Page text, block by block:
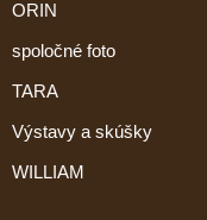
ORIN
spoločné foto
TARA
Výstavy a skúšky
WILLIAM